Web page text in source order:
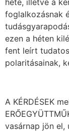
foglalkozásnak
ezen a héten
fent leírt
polaritásainak,
A KÉRDÉSEK
vasárnap jön